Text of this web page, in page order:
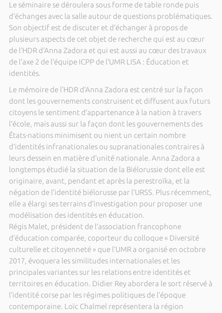
Le séminaire se déroulera sous forme de table ronde puis
d’échanges avec la salle autour de questions problématiques.
Son objectif est de discuter et d’échanger à propos de
plusieurs aspects de cet objet de recherche qui est au cœur
de l’HDR d’Anna Zadora et qui est aussi au cœur des travaux
de l’axe 2 de l’équipe ICPP de l’UMR LISA : Éducation et
identités.
Le mémoire de l’HDR d’Anna Zadora est centré sur la façon
dont les gouvernements construisent et diffusent aux futurs
citoyens le sentiment d’appartenance à la nation à travers
l’école, mais aussi sur la façon dont les gouvernements des
États-nations minimisent ou nient un certain nombre
d’identités infranationales ou supranationales contraires à
leurs dessein en matière d’unité nationale. Anna Zadora a
longtemps étudié la situation de la Biélorussie dont elle est
originaire, avant, pendant et après la perestroïka, et la
négation de l’identité biélorusse par l’URSS. Plus récemment,
elle a élargi ses terrains d’investigation pour proposer une
modélisation des identités en éducation.
Régis Malet, président de l’association francophone
d’éducation comparée, coporteur du colloque « Diversité
culturelle et citoyenneté » que l’UMR a organisé en octobre
2017, évoquera les similitudes internationales et les
principales variantes sur les relations entre identités et
territoires en éducation. Didier Rey abordera le sort réservé à
l’identité corse par les régimes politiques de l’époque
contemporaine. Loïc Chalmel représentera la région